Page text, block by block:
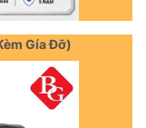
Gía Đỡ)